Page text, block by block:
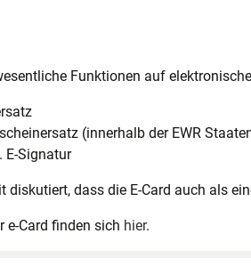
Funktionen auf
(innerhalb der EWR
E-Signatur
diskutiert, dass die E-Card auch als
e-Card finden sich hier.